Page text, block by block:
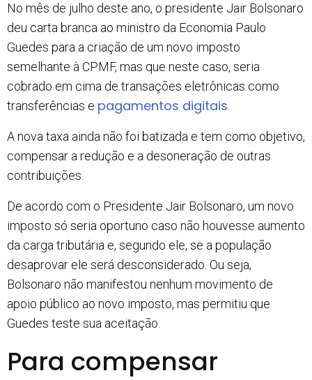
No mês de julho deste ano, o presidente Jair Bolsonaro
deu carta branca ao ministro da Economia Paulo
Guedes para a criação de um novo imposto
semelhante à CPMF, mas que neste caso, seria
cobrado em cima de transações eletrônicas como
transferências e pagamentos digitais
A nova taxa ainda não foi batizada e tem como objetivo,
compensar a redução e a desoneração de outras
contribuições.
De acordo com o Presidente Jair Bolsonaro, um novo
imposto só seria oportuno caso não houvesse aumento
da carga tributária e, segundo ele, se a população
desaprovar ele será desconsiderado. Ou seja,
Bolsonaro não manifestou nenhum movimento de
apoio público ao novo imposto, mas permitiu que
Guedes teste sua aceitação.
Para compensar